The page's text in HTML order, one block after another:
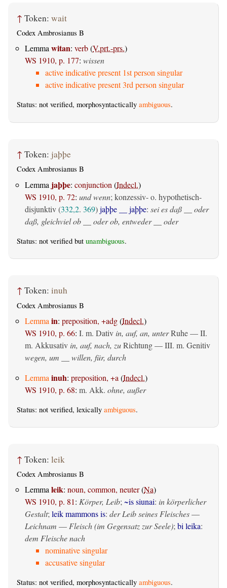
↑ Token: wait
Codex Ambrosianus B
Lemmawitan: verb(V.prt.-prs.)
WS 1910, p. 177: wissen
active indicative present 1st person singular
active indicative present 3rd person singular
Status: not verified, morphosyntactically ambiguous.
↑ Token: jaþþe
Codex Ambrosianus B
Lemma jaþþe: conjunction (Indecl.)
WS 1910, p. 72: und wenn; konzessiv- o. hypothetisch-
disjunktiv (332,2. 369)jaþþe __ jaþþe: sei es daß __ oder
daß, gleichviel ob __ oder ob, entweder __ oder
Status: not verified but unambiguous.
↑ Token: inuh
Codex Ambrosianus B
Lemma in: preposition, +adg(Indecl.)
WS 1910, p. 66: I. m. Dativ in, auf, an, unterRuhe — II.
m. Akkusativ in, auf, nach, zuRichtung — III. m. Genitiv
wegen, um __ willen, für, durch
Lemma inuh: preposition, +a (Indecl.)
WS 1910, p. 68: m. Akk. ohne, außer
Status: not verified, lexically ambiguous.
↑ Token: leik
Codex Ambrosianus B
Lemmaleik: noun, common, neuter(Na)
WS 1910, p. 81: Körper, Leib;~is siunai: in körperlicher
Gestalt;leik mammons is: der Leib seines Fleisches—
Leichnam —Fleisch (im Gegensatz zur Seele);bi leika:
dem Fleische nach
nominative singular
accusative singular
Status: not verified, morphosyntactically ambiguous.